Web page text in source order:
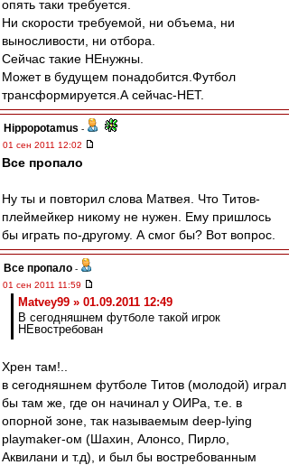
опять таки требуется.
Ни скорости требуемой, ни объема, ни
выносливости, ни отбора.
Сейчас такие НЕнужны.
Может в будущем понадобится.Футбол
трансформируется.А сейчас-НЕТ.
Hippopotamus -
01 сен 2011 12:02
Все пропало
Ну ты и повторил слова Матвея. Что Титов-
плеймейкер никому не нужен. Ему пришлось
бы играть по-другому. А смог бы? Вот вопрос.
Все пропало -
01 сен 2011 11:59
Matvey99 » 01.09.2011 12:49
В сегодняшнем футболе такой игрок
НЕвостребован
Хрен там!..
в сегодняшнем футболе Титов (молодой) играл
бы там же, где он начинал у ОИРа, т.е. в
опорной зоне, так называемым deep-lying
playmaker-ом (Шахин, Алонсо, Пирло,
Аквилани и т.д), и был бы востребованным